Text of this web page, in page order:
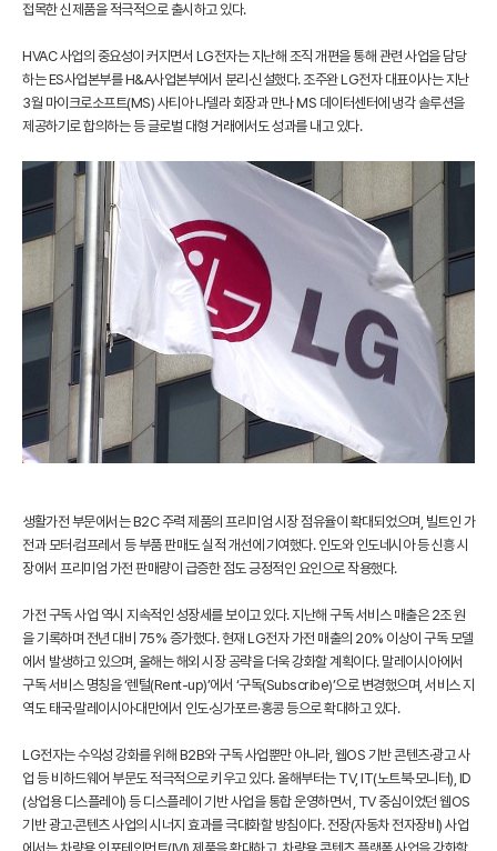
접목한 신제품을 적극적으로 출시하고 있다.
HVAC 사업의 중요성이 커지면서 LG전자는 지난해 조직 개편을 통해 관련 사업을 담당
하는 ES사업본부를 H&A사업본부에서 분리·신설했다. 조주완 LG전자 대표이사는 지난
3월 마이크로소프트(MS) 사티아 나델라 회장과 만나 MS 데이터센터에 냉각 솔루션을
제공하기로 합의하는 등 글로벌 대형 거래에서도 성과를 내고 있다.
생활가전 부문에서는 B2C 주력 제품의 프리미엄 시장 점유율이 확대되었으며, 빌트인 가
전과 모터·컴프레서 등 부품 판매도 실적 개선에 기여했다. 인도와 인도네시아 등 신흥 시
장에서 프리미엄 가전 판매량이 급증한 점도 긍정적인 요인으로 작용했다.
가전 구독 사업 역시 지속적인 성장세를 보이고 있다. 지난해 구독 서비스 매출은 2조 원
을 기록하며 전년 대비 75% 증가했다. 현재 LG전자 가전 매출의 20% 이상이 구독 모델
에서 발생하고 있으며, 올해는 해외 시장 공략을 더욱 강화할 계획이다. 말레이시아에서
구독 서비스 명칭을 ‘렌털(Rent-up)’에서 ‘구독(Subscribe)’으로 변경했으며, 서비스 지
역도 태국·말레이시아·대만에서 인도·싱가포르·홍콩 등으로 확대하고 있다.
LG전자는 수익성 강화를 위해 B2B와 구독 사업뿐만 아니라, 웹OS 기반 콘텐츠·광고 사
업 등 비하드웨어 부문도 적극적으로 키우고 있다. 올해부터는 TV, IT(노트북·모니터), ID
(상업용 디스플레이) 등 디스플레이 기반 사업을 통합 운영하면서, TV 중심이었던 웹OS
기반 광고·콘텐츠 사업의 시너지 효과를 극대화할 방침이다. 전장(자동차 전자장비) 사업